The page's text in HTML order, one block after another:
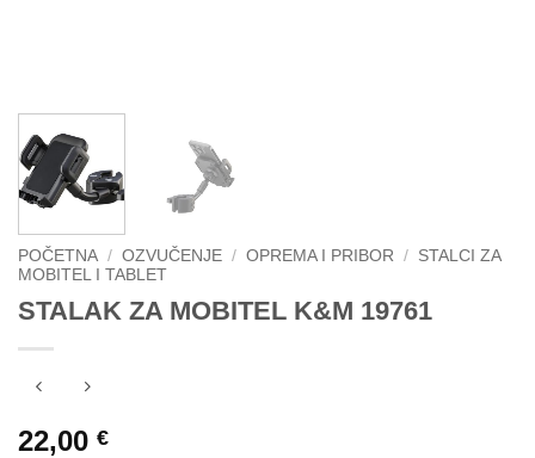
POČETNA / OZVUČENJE / OPREMA I PRIBOR / STALCI ZA
MOBITEL I TABLET
STALAK ZA MOBITEL K&M 19761
22,00 €